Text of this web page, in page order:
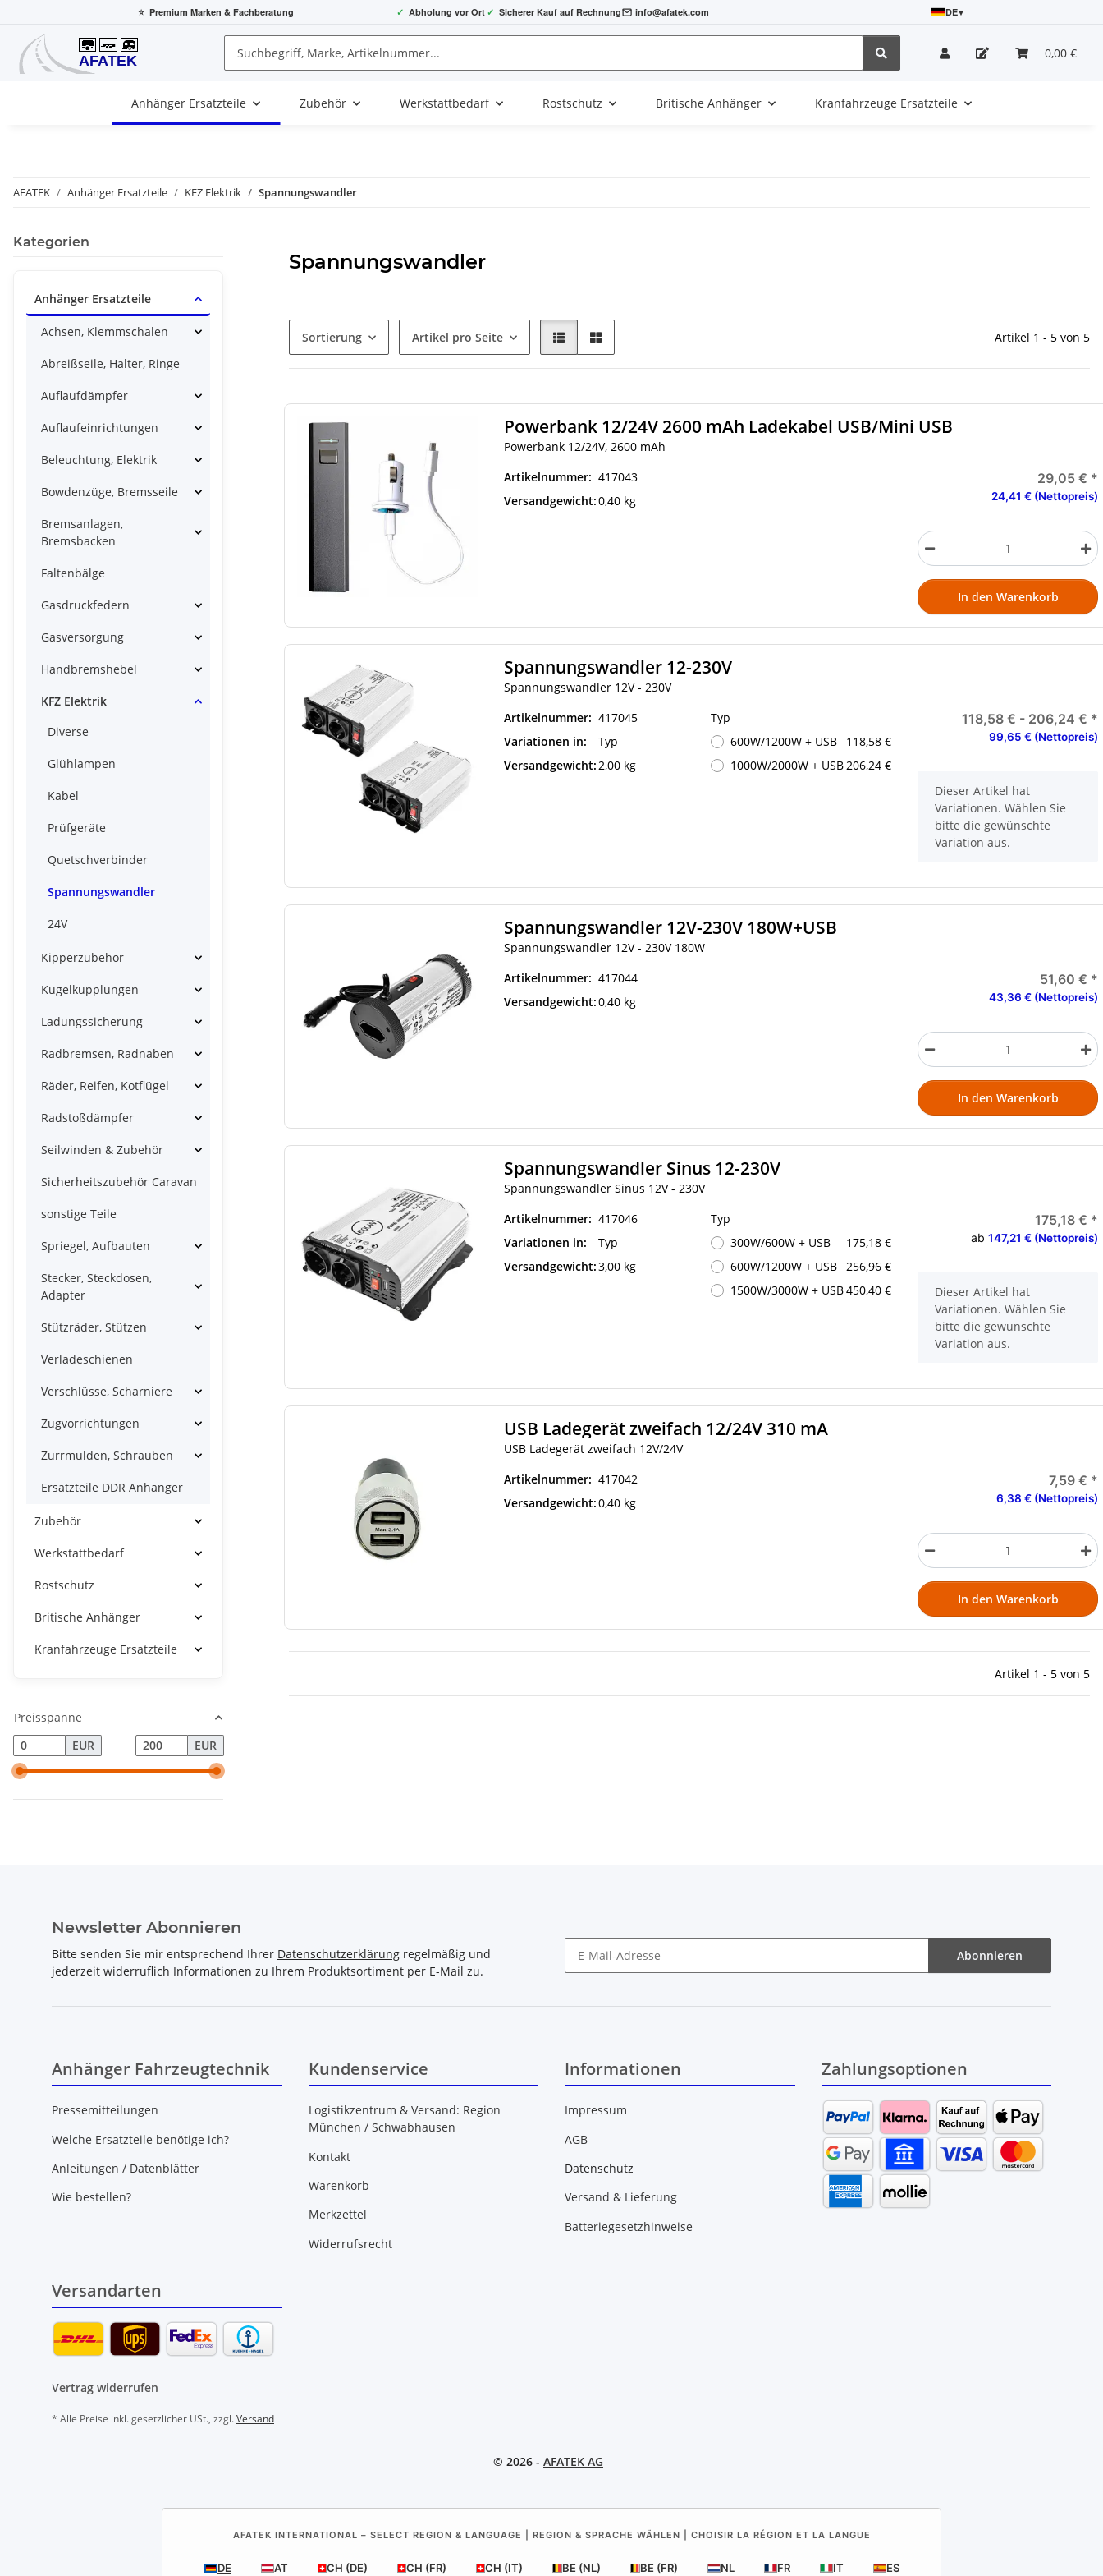
⭐ Premium Marken & Fachberatung ✓ Abholung vor Ort ✓ Sicherer Kauf auf Rechnung info@afatek.com DE▾
0,00 €
Anhänger Ersatzteile Zubehör Werkstattbedarf Rostschutz Britische Anhänger Kranfahrzeuge Ersatzteile
AFATEK Anhänger Ersatzteile KFZ Elektrik Spannungswandler
Spannungswandler
Sortierung Artikel pro Seite Artikel 1 - 5 von 5
Powerbank 12/24V 2600 mAh Ladekabel USB/Mini USB
Powerbank 12/24V, 2600 mAh
Artikelnummer: 417043
Versandgewicht:0,40 kg
29,05 € *
24,41 € (Nettopreis)
In den Warenkorb
Spannungswandler 12-230V
Spannungswandler 12V - 230V
Artikelnummer: 417045
Variationen in:
Typ
Versandgewicht:2,00 kg
Typ
600W/1200W + USB
118,58 €
1000W/2000W + USB206,24 €
118,58 € - 206,24 € *
99,65 € (Nettopreis)
x
Dieser Artikel hat
Variationen. Wählen Sie
bitte die gewünschte
Variation aus.
Spannungswandler 12V-230V 180W+USB
Spannungswandler 12V - 230V 180W
Artikelnummer: 417044
Versandgewicht:0,40 kg
51,60 € *
43,36 € (Nettopreis)
In den Warenkorb
Spannungswandler Sinus 12-230V
Spannungswandler Sinus 12V - 230V
Artikelnummer: 417046
Variationen in:
Typ
Versandgewicht:3,00 kg
Typ
300W/600W + USB
175,18 €
600W/1200W + USB 256,96 €
1500W/3000W + USB450,40 €
ab
175,18 € *
147,21 € (Nettopreis)
x
Dieser Artikel hat
Variationen. Wählen Sie
bitte die gewünschte
Variation aus.
USB Ladegerät zweifach 12/24V 310 mA
USB Ladegerät zweifach 12V/24V
Artikelnummer: 417042
Versandgewicht:0,40 kg
7,59 € *
6,38 € (Nettopreis)
In den Warenkorb
Artikel 1 - 5 von 5
Kategorien
Anhänger Ersatzteile
Achsen, Klemmschalen
Abreißseile, Halter, Ringe
Auflaufdämpfer
Auflaufeinrichtungen
Beleuchtung, Elektrik
Bowdenzüge, Bremsseile
Bremsanlagen,
Bremsbacken
Faltenbälge
Gasdruckfedern
Gasversorgung
Handbremshebel
KFZ Elektrik
Diverse
Glühlampen
Kabel
Prüfgeräte
Quetschverbinder
Spannungswandler
24V
Kipperzubehör
Kugelkupplungen
Ladungssicherung
Radbremsen, Radnaben
Räder, Reifen, Kotflügel
Radstoßdämpfer
Seilwinden & Zubehör
Sicherheitszubehör Caravan
sonstige Teile
Spriegel, Aufbauten
Stecker, Steckdosen,
Adapter
Stützräder, Stützen
Verladeschienen
Verschlüsse, Scharniere
Zugvorrichtungen
Zurrmulden, Schrauben
Ersatzteile DDR Anhänger
Zubehör
Werkstattbedarf
Rostschutz
Britische Anhänger
Kranfahrzeuge Ersatzteile
Preisspanne
EUR
EUR
Newsletter Abonnieren
Bitte senden Sie mir entsprechend Ihrer Datenschutzerklärung regelmäßig und
jederzeit widerruflich Informationen zu Ihrem Produktsortiment per E-Mail zu.
Abonnieren
Anhänger Fahrzeugtechnik
Pressemitteilungen
Welche Ersatzteile benötige ich?
Anleitungen / Datenblätter
Wie bestellen?
Kundenservice
Logistikzentrum & Versand: Region
München / Schwabhausen
Kontakt
Warenkorb
Merkzettel
Widerrufsrecht
Informationen
Impressum
AGB
Datenschutz
Versand & Lieferung
Batteriegesetzhinweise
Zahlungsoptionen
Versandarten
Vertrag widerrufen
* Alle Preise inkl. gesetzlicher USt., zzgl.Versand
© 2026 - AFATEK AG
AFATEK INTERNATIONAL – SELECT REGION & LANGUAGE | REGION & SPRACHE WÄHLEN | CHOISIR LA RÉGION ET LA LANGUE
DE AT CH (DE) CH (FR) CH (IT) BE (NL) BE (FR) NL FR IT ES